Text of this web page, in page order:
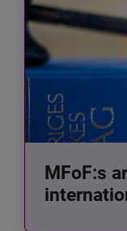
MFoF:s